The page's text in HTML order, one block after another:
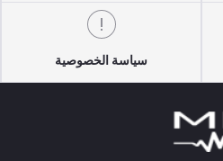
سياسة الخصوصية